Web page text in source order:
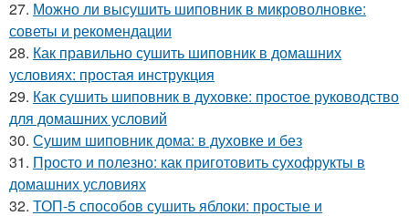
27. Можно ли высушить шиповник в микроволновке:
советы и рекомендации
28. Как правильно сушить шиповник в домашних
условиях: простая инструкция
29. Как сушить шиповник в духовке: простое руководство
для домашних условий
30. Сушим шиповник дома: в духовке и без
31. Просто и полезно: как приготовить сухофрукты в
домашних условиях
32. ТОП-5 способов сушить яблоки: простые и